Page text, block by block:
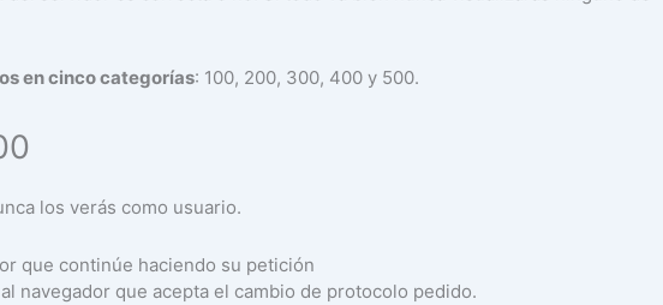
en cinco categorías: 100, 200, 300, 400 y 500.
los verás como usuario.
que continúe haciendo su petición
navegador que acepta el cambio de protocolo pedido.